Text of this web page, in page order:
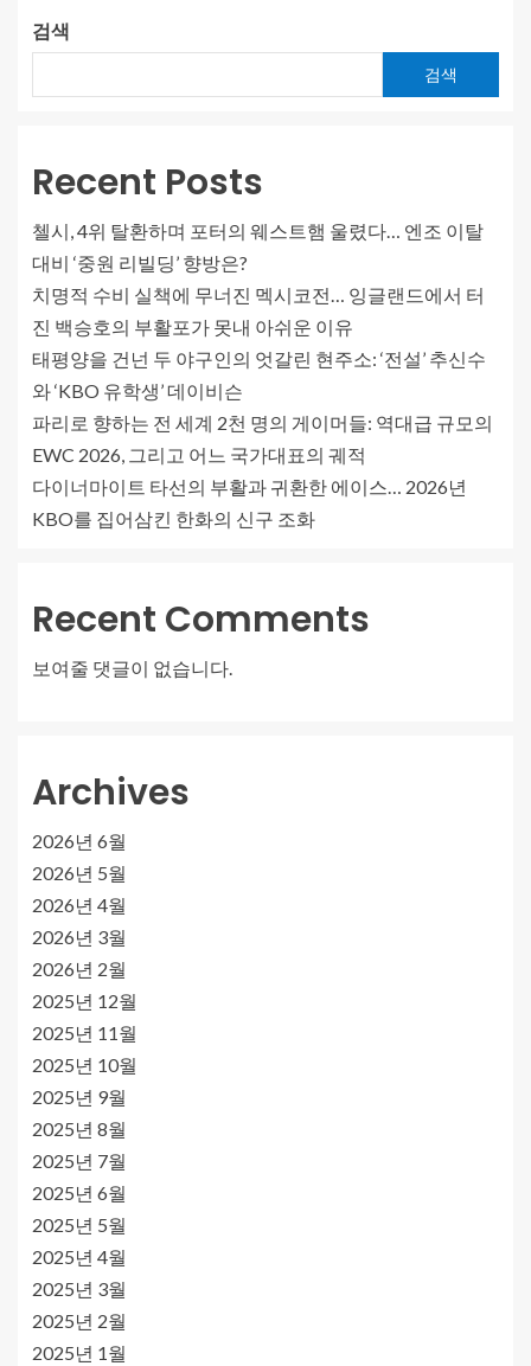
검색
검색
Recent Posts
첼시, 4위 탈환하며 포터의 웨스트햄 울렸다… 엔조 이탈
대비 ‘중원 리빌딩’ 향방은?
치명적 수비 실책에 무너진 멕시코전… 잉글랜드에서 터
진 백승호의 부활포가 못내 아쉬운 이유
태평양을 건넌 두 야구인의 엇갈린 현주소: ‘전설’ 추신수
와 ‘KBO 유학생’ 데이비슨
파리로 향하는 전 세계 2천 명의 게이머들: 역대급 규모의
EWC 2026, 그리고 어느 국가대표의 궤적
다이너마이트 타선의 부활과 귀환한 에이스… 2026년
KBO를 집어삼킨 한화의 신구 조화
Recent Comments
보여줄 댓글이 없습니다.
Archives
2026년 6월
2026년 5월
2026년 4월
2026년 3월
2026년 2월
2025년 12월
2025년 11월
2025년 10월
2025년 9월
2025년 8월
2025년 7월
2025년 6월
2025년 5월
2025년 4월
2025년 3월
2025년 2월
2025년 1월